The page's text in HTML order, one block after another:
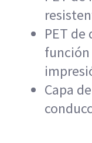
PET
función
Capa